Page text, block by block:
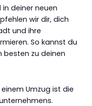
deiner neuen
wir dir, dich
und ihre
So kannst du
besten zu deinen
Umzug ist die